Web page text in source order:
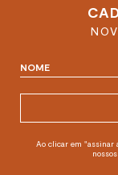
Ao clicar em "assinar